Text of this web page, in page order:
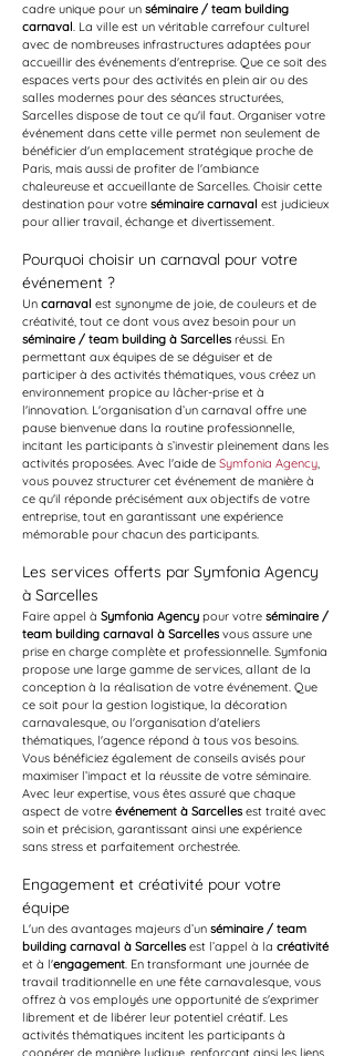
cadre unique pour un séminaire / team building
carnaval. La ville est un véritable carrefour culturel
avec de nombreuses infrastructures adaptées pour
accueillir des événements d'entreprise. Que ce soit des
espaces verts pour des activités en plein air ou des
salles modernes pour des séances structurées,
Sarcelles dispose de tout ce qu'il faut. Organiser votre
événement dans cette ville permet non seulement de
bénéficier d'un emplacement stratégique proche de
Paris, mais aussi de profiter de l'ambiance
chaleureuse et accueillante de Sarcelles. Choisir cette
destination pour votre séminaire carnaval est judicieux
pour allier travail, échange et divertissement.
Pourquoi choisir un carnaval pour votre
événement ?
Un carnaval est synonyme de joie, de couleurs et de
créativité, tout ce dont vous avez besoin pour un
séminaire / team building à Sarcelles réussi. En
permettant aux équipes de se déguiser et de
participer à des activités thématiques, vous créez un
environnement propice au lâcher-prise et à
l'innovation. L'organisation d’un carnaval offre une
pause bienvenue dans la routine professionnelle,
incitant les participants à s’investir pleinement dans les
activités proposées. Avec l'aide de Symfonia Agency,
vous pouvez structurer cet événement de manière à
ce qu'il réponde précisément aux objectifs de votre
entreprise, tout en garantissant une expérience
mémorable pour chacun des participants.
Les services offerts par Symfonia Agency
à Sarcelles
Faire appel à Symfonia Agency pour votre séminaire /
team building carnaval à Sarcelles vous assure une
prise en charge complète et professionnelle. Symfonia
propose une large gamme de services, allant de la
conception à la réalisation de votre événement. Que
ce soit pour la gestion logistique, la décoration
carnavalesque, ou l'organisation d'ateliers
thématiques, l'agence répond à tous vos besoins.
Vous bénéficiez également de conseils avisés pour
maximiser l’impact et la réussite de votre séminaire.
Avec leur expertise, vous êtes assuré que chaque
aspect de votre événement à Sarcelles est traité avec
soin et précision, garantissant ainsi une expérience
sans stress et parfaitement orchestrée.
Engagement et créativité pour votre
équipe
L'un des avantages majeurs d’un séminaire / team
building carnaval à Sarcelles est l’appel à la créativité
et à l'engagement. En transformant une journée de
travail traditionnelle en une fête carnavalesque, vous
offrez à vos employés une opportunité de s'exprimer
librement et de libérer leur potentiel créatif. Les
activités thématiques incitent les participants à
coopérer de manière ludique, renforçant ainsi les liens